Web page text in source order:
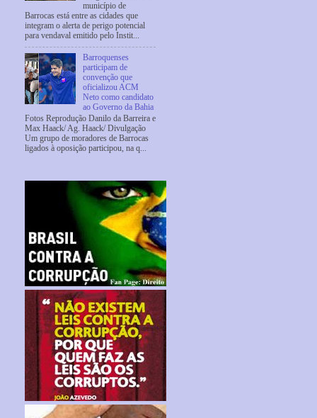
município de
Barrocas está entre as cidades que
integram o alerta de perigo potencial
para vendaval emitido pelo Instit...
Barroquenses
participam de
convenção que
oficializou ACM
Neto como candidato
ao Governo da Bahia
Fotos Reprodução Danilo da Barreira e
Max Haack/ Ag. Haack/ Divulgação
Um grupo de moradores de Barrocas
ligados à oposição participou, na q...